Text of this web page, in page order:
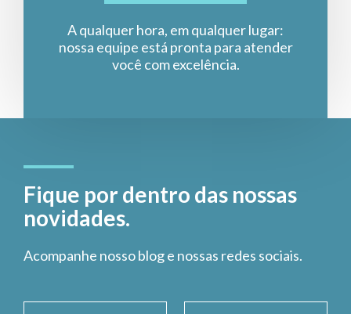
A qualquer hora, em qualquer lugar:
nossa equipe está pronta para atender
você com excelência.
Fique por dentro das nossas
novidades.
Acompanhe nosso blog e nossas redes sociais.